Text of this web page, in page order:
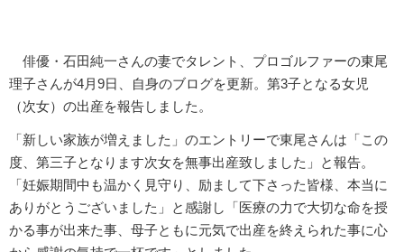
俳優・石田純一さんの妻でタレント、プロゴルファーの東尾
理子さんが4月9日、自身のブログを更新。第3子となる女児
（次女）の出産を報告しました。
「新しい家族が増えました」のエントリーで東尾さんは「この
度、第三子となります次女を無事出産致しました」と報告。
「妊娠期間中も温かく見守り、励まして下さった皆様、本当に
ありがとうございました」と感謝し「医療の力で大切な命を授
かる事が出来た事、母子ともに元気で出産を終えられた事に心